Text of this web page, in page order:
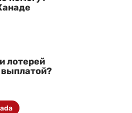
лотерей
выплатой?